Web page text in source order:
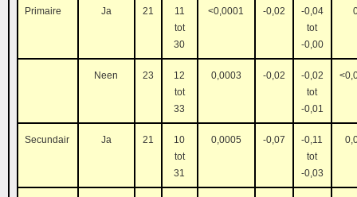
Primaire Ja 21
11
tot
30
<0,0001 -0,02
-0,04
tot
-0,00
Neen 23
12
tot
33
0,0003 -0,02
-0,02
tot
-0,01
Secundair Ja 21
10
tot
31
0,0005 -0,07
-0,11
tot
-0,03